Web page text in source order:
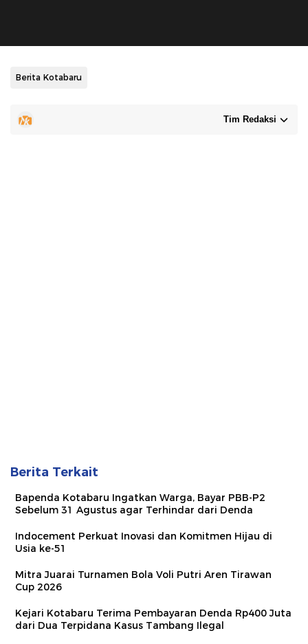
Berita Kotabaru
Tim Redaksi
Berita Terkait
Bapenda Kotabaru Ingatkan Warga, Bayar PBB-P2
Sebelum 31 Agustus agar Terhindar dari Denda
Indocement Perkuat Inovasi dan Komitmen Hijau di
Usia ke-51
Mitra Juarai Turnamen Bola Voli Putri Aren Tirawan
Cup 2026
Kejari Kotabaru Terima Pembayaran Denda Rp400 Juta
dari Dua Terpidana Kasus Tambang Ilegal